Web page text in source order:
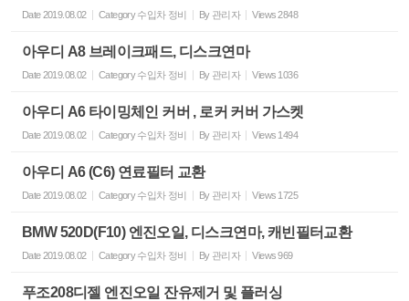
Date2019.08.02 Category 수입차 정비 By 관리자 Views 2848
아우디 A8 브레이크패드, 디스크연마
Date2019.08.02 Category 수입차 정비 By 관리자 Views 1036
아우디 A6 타이밍체인 커버 , 로커 커버 가스켓
Date2019.08.02 Category 수입차 정비 By 관리자 Views 1494
아우디 A6 (C6) 연료필터 교환
Date2019.08.02 Category 수입차 정비 By 관리자 Views 1725
BMW 520D(F10) 엔진오일, 디스크연마, 캐빈필터교환
Date2019.08.02 Category 수입차 정비 By 관리자 Views 969
푸조208디젤 엔진오일 잔유제거 및 플러싱